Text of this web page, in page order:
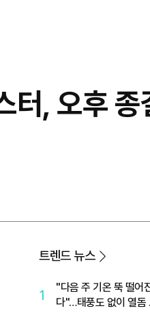
터, 오후 종
트렌드 뉴스
1
"다음 주 기온 뚝 떨어
다"…태풍도 없이 열돔